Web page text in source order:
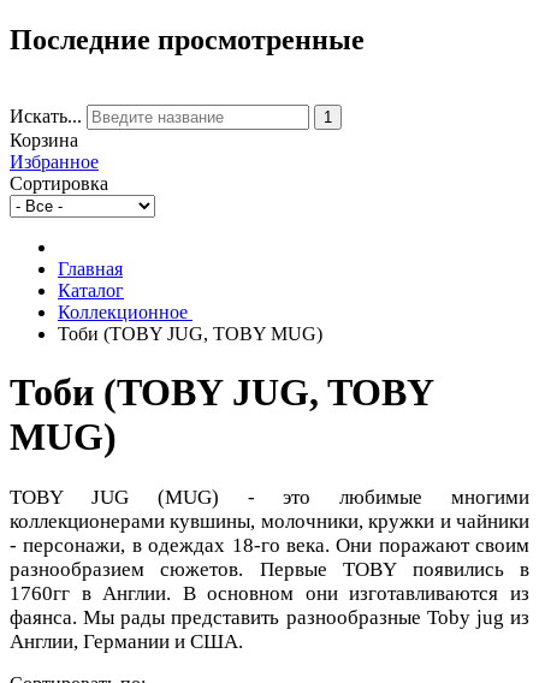
Последние просмотренные
Искать... 1
Корзина
Избранное
Сортировка
Главная
Каталог
Коллекционное
Тоби (TOBY JUG, TOBY MUG)
Тоби (TOBY JUG, TOBY
MUG)
TOBY JUG (MUG) - это любимые многими
коллекционерами кувшины, молочники, кружки и чайники
- персонажи, в одеждах 18-го века. Они поражают своим
разнообразием сюжетов. Первые TOBY появились в
1760гг в Англии. В основном они изготавливаются из
фаянса. Мы рады представить разнообразные Toby jug из
Англии, Германии и США.